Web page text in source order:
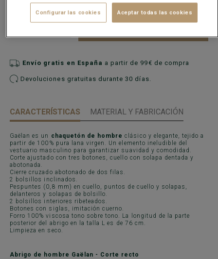
Envío gratis en España a partir de 99€ de compra
Devoluciones gratuitas durante 30 días.
CARACTERÍSTICAS MATERIAL Y FABRICACIÓN
Gaëlan es un chaquetón de hombre clásico y elegante, tejido a
partir de 100% pura lana virgen. Un elemento ineludible del
vestuario masculino para garantizar suavidad y comodidad.
Corte ajustado con tres botones, cuello con solapa dentada y
abotonada.
Cierre cruzado abotonado de dos filas.
2 bolsillos inclinados.
Pespuntes (0,8 mm) en cuello, puntos de cuello y solapas,
delanteros y solapas de bolsillo.
2 bolsillos interiores ribeteados.
Botones con siglas, imitación cuerno.
Forro 100% viscosa tono sobre tono. La longitud de la parte
posterior del abrigo en la talla L es de 76 cm.
Limpieza en seco.
Abrigo de hombre Gaëlan - Corte recto
Configurar las cookies Aceptar todas las cookies